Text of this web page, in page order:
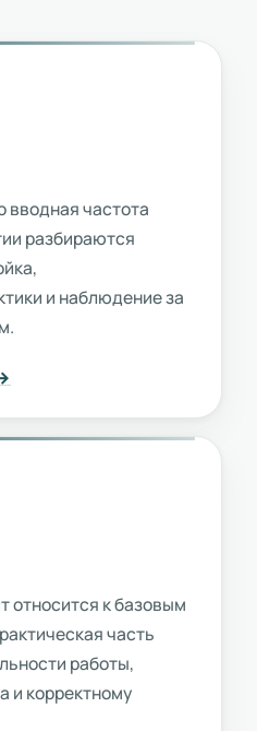
вводная частота
разбираются
и наблюдение за
относится к базовым
часть
работы,
и корректному